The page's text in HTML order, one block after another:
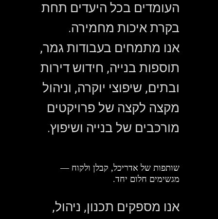
העומדים בכל היעדים תחת
בקרת איכות מחמירה.
אנו מתמחים בעבודות גמר,
תוספות בנייה, חידוש דירות
ובתים, שיפוצי יוקרה, וניהול
מקצה לקצה של פרויקטים
מורכבים של בנייה ושיפוץ.
שותפות של אדריכל, קבלן ולקוח —
מגשימים חלום יחד.
אנו מספקים תכנון, ניהול,